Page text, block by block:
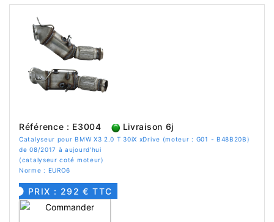
Référence : E3004 Livraison 6j
Catalyseur pour BMW X3 2.0 T 30iX xDrive (moteur : G01 - B48B20B)
de 08/2017 à aujourd'hui
(catalyseur coté moteur)
Norme : EURO6
PRIX : 292 € TTC